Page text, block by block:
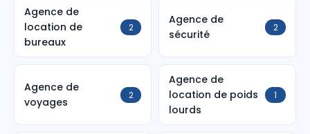
Agence de
location de
bureaux
2
Agence de
sécurité
2
Agence de
voyages
2
Agence de
location de poids
lourds
1